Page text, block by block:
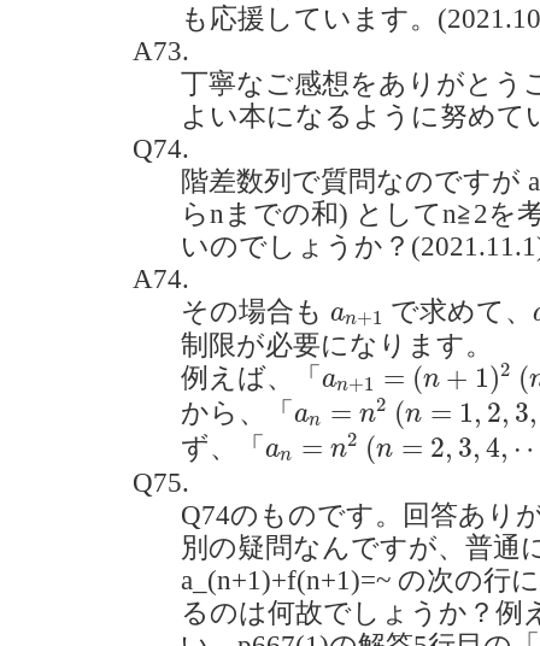
も応援しています。
A73.
丁寧なご感想をありがとう
よい本になるように努めて
Q74.
階差数列で質問なのですが
らnまでの和) としてn≧2を
いのでしょうか？
A74.
その場合も an+1
an +1 で求めて、
制限が必要になります。
例えば、「 an+1 = (n + 1)2
an+1 = n+ 1) 2 (
(
から、「 an = n2
=n 2 (n = 1, 2, 3,
( n= ,2 3, ⋯
ず、「 an = n2
=n (n = 2, 3, 4,
( = 3, 4,⋯ )
Q75.
Q74のものです。回答あり
別の疑問なんですが、普通
a_(n+1)+f(n+1)=~ の次の行
るのは何故でしょうか？例